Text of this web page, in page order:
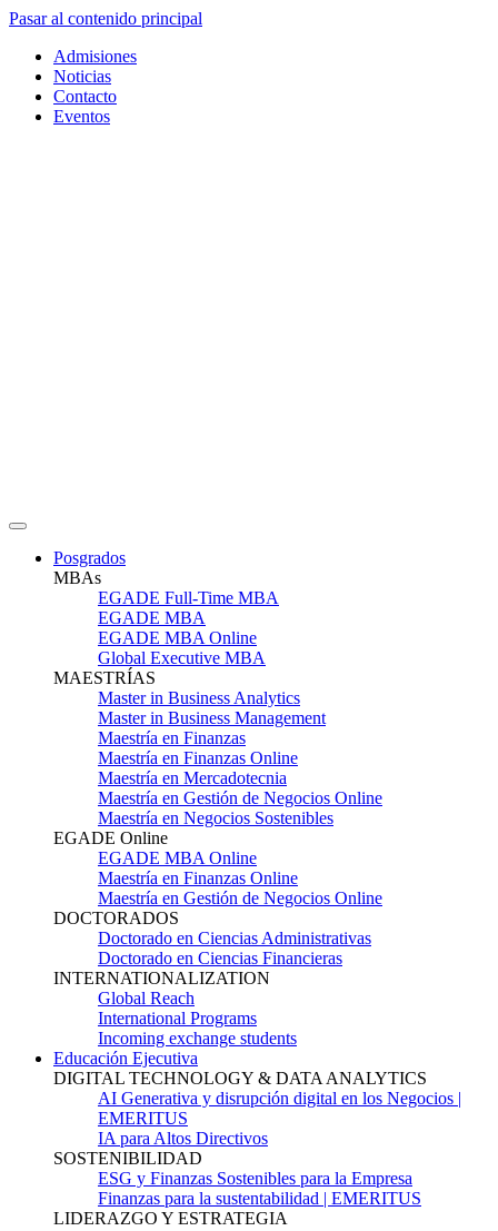
Pasar al contenido principal
Admisiones
Noticias
Contacto
Eventos
Posgrados
MBAs
EGADE Full-Time MBA
EGADE MBA
EGADE MBA Online
Global Executive MBA
MAESTRÍAS
Master in Business Analytics
Master in Business Management
Maestría en Finanzas
Maestría en Finanzas Online
Maestría en Mercadotecnia
Maestría en Gestión de Negocios Online
Maestría en Negocios Sostenibles
EGADE Online
EGADE MBA Online
Maestría en Finanzas Online
Maestría en Gestión de Negocios Online
DOCTORADOS
Doctorado en Ciencias Administrativas
Doctorado en Ciencias Financieras
INTERNATIONALIZATION
Global Reach
International Programs
Incoming exchange students
Educación Ejecutiva
DIGITAL TECHNOLOGY & DATA ANALYTICS
AI Generativa y disrupción digital en los Negocios |
EMERITUS
IA para Altos Directivos
SOSTENIBILIDAD
ESG y Finanzas Sostenibles para la Empresa
Finanzas para la sustentabilidad | EMERITUS
LIDERAZGO Y ESTRATEGIA